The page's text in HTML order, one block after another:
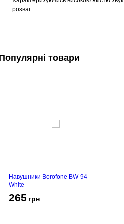
розваг.
товари
Навушники Borofone BW-94
White
265 грн